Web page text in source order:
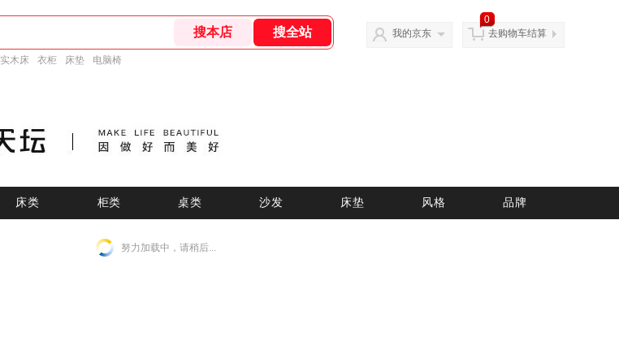
实木床 衣柜 床垫 电脑椅
我的京东
0
去购物车结算
床类 柜类 桌类 沙发 床垫 风格 品牌
努力加载中，请稍后...